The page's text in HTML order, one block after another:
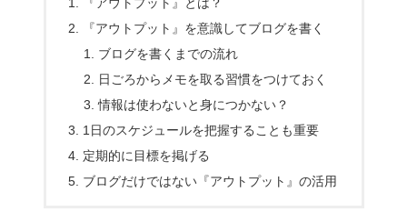
『アウトプット』とは？
『アウトプット』を意識してブログを書く
ブログを書くまでの流れ
日ごろからメモを取る習慣をつけておく
情報は使わないと身につかない？
1日のスケジュールを把握することも重要
定期的に目標を掲げる
ブログだけではない『アウトプット』の活用